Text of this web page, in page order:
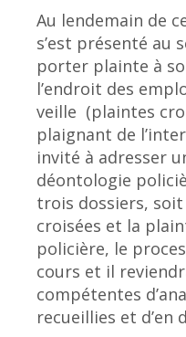
Au lendemain de
s’est présenté au
porter plainte à
l’endroit des
veille (plaintes
plaignant de
invité à adresser
déontologie
trois dossiers,
croisées et la
policière, le
cours et il
compétentes
recueillies et d’en